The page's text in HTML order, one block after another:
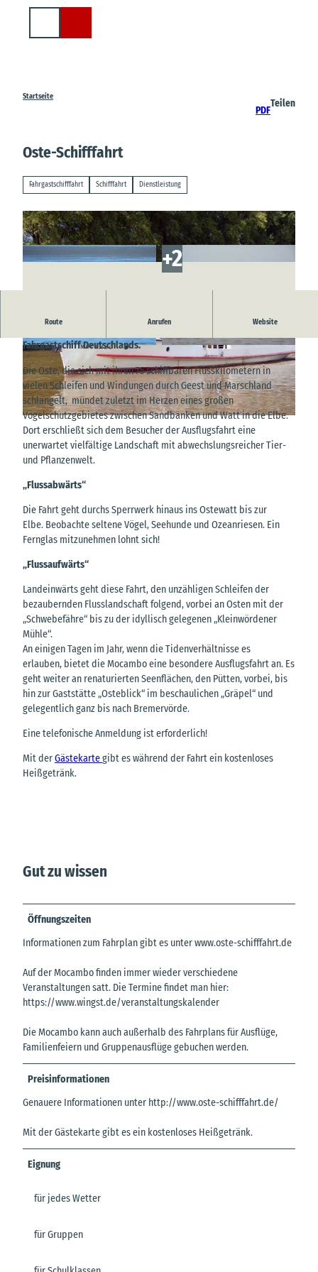
Startseite
PDF
Teilen
Oste-Schifffahrt
Fahrgastschifffahrt Schifffahrt Dienstleistung
© Sahling&Sahling |
© Sahling&Sahling | CC-BY © Oste-Schifffahrt |CC-BY
Route Anrufen Website
Fahrgastschiff Deutschlands.
Die Oste, die sich mit ihren 75 schiffbaren Flusskilometern in
vielen Schleifen und Windungen durch Geest und Marschland
schlängelt, mündet zuletzt im Herzen eines großen
Vogelschutzgebietes zwischen Sandbänken und Watt in die Elbe.
Dort erschließt sich dem Besucher der Ausflugsfahrt eine
unerwartet vielfältige Landschaft mit abwechslungsreicher Tier-
und Pflanzenwelt.
„Flussabwärts“
Die Fahrt geht durchs Sperrwerk hinaus ins Ostewatt bis zur
Elbe. Beobachte seltene Vögel, Seehunde und Ozeanriesen. Ein
Fernglas mitzunehmen lohnt sich!
„Flussaufwärts“
Landeinwärts geht diese Fahrt, den unzähligen Schleifen der
bezaubernden Flusslandschaft folgend, vorbei an Osten mit der
„Schwebefähre“ bis zu der idyllisch gelegenen „Kleinwördener
Mühle“.
An einigen Tagen im Jahr, wenn die Tidenverhältnisse es
erlauben, bietet die Mocambo eine besondere Ausflugsfahrt an. Es
geht weiter an renaturierten Seenflächen, den Pütten, vorbei, bis
hin zur Gaststätte „Osteblick“ im beschaulichen „Gräpel“ und
gelegentlich ganz bis nach Bremervörde.
Eine telefonische Anmeldung ist erforderlich!
Mit derGästekartegibt es während der Fahrt ein kostenloses
Heißgetränk.
Gut zu wissen
Öffnungszeiten
Informationen zum Fahrplan gibt es unter www.oste-schifffahrt.de
Auf der Mocambo finden immer wieder verschiedene
Veranstaltungen satt. Die Termine findet man hier:
https://www.wingst.de/veranstaltungskalender
Die Mocambo kann auch außerhalb des Fahrplans für Ausflüge,
Familienfeiern und Gruppenausflüge gebuchen werden.
Preisinformationen
Genauere Informationen unter http://www.oste-schifffahrt.de/
Mit der Gästekarte gibt es ein kostenloses Heißgetränk.
Eignung
für jedes Wetter
für Gruppen